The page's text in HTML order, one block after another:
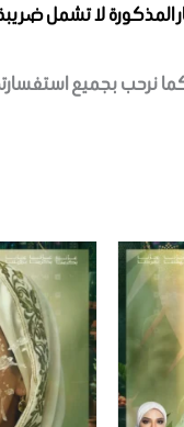
المذكورة لا تشمل
بجميع